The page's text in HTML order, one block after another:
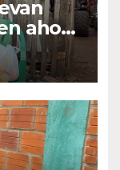
ahora